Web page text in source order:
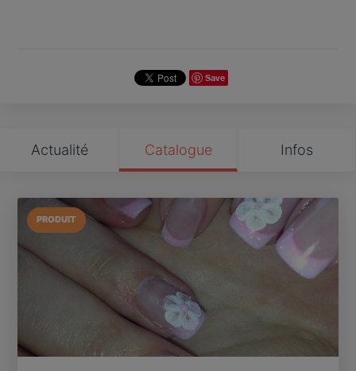
Save
Actualité Catalogue Infos
PRODUIT